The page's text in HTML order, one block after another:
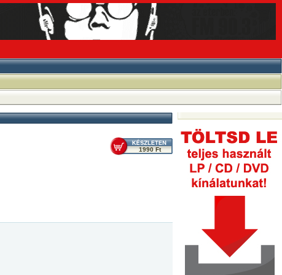
1990 Ft